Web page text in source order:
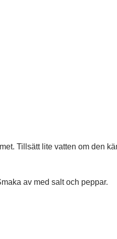
Tillsätt lite vatten om den
av med salt och peppar.